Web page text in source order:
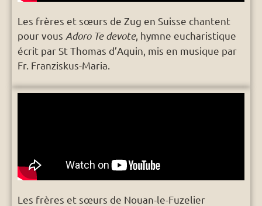
Les frères et sœurs de Zug en Suisse chantent
pour vous Adoro Te devote, hymne eucharistique
écrit par St Thomas d’Aquin, mis en musique par
Fr. Franziskus-Maria.
Les frères et sœurs de Nouan-le-Fuzelier